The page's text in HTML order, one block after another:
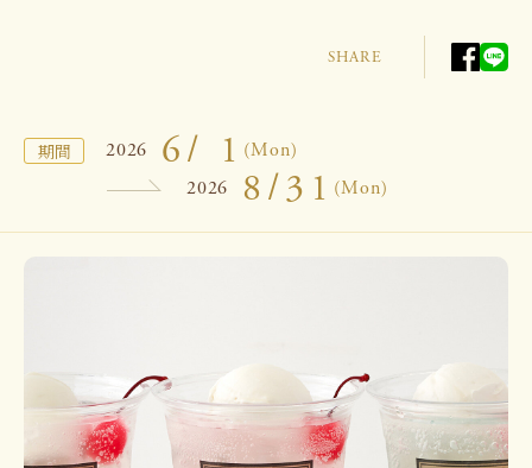
SHARE
期間 2026 6/ 1 (Mon)
2026
8/31 (Mon)